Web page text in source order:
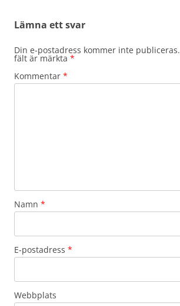
Lämna ett svar
Din e-postadress kommer inte publiceras.
fält är märkta *
Kommentar *
Namn *
E-postadress *
Webbplats